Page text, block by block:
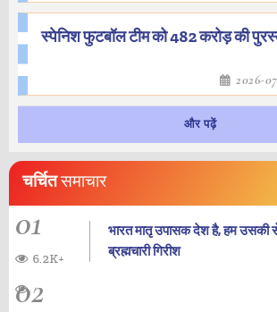
स्पेनिश फुटबॉल टीम को 482 करोड़ की
2026-
और पढ़ें
चर्चितसमाचार
01
भारत मातृ उपासक देश है, हम उसकी
ब्रह्मचारी गिरीश
6.2K+
02